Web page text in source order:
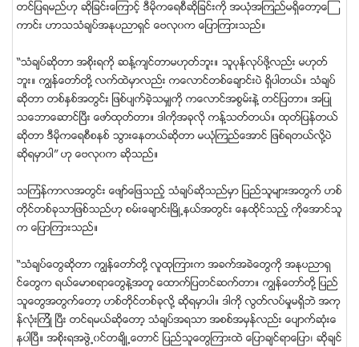
တင္ျပရမည္ဟု ဆိုျခင္းေၾကာင့္ ဒီမိုကေရစီဆိုျခင္းကို အယံုအၾကည္မရွိေတာ့ေၾ
ကာင္း ဟာသသံခ်ပ္အႏုပညာရွင္ ေဗလု၀က ေျပာၾကားသည္။
“သံခ်ပ္ဆိုတာ အစိုးရကို ဆန္႔က်င္တာမဟုတ္ဘူး။ သူပုန္လုပ္ဖို႔လည္း မဟုတ္
ဘူး။ ကြၽန္ေတာ္တို႔ လက္ထဲမွာလည္း ကေလာင္တစ္ေခ်ာင္းပဲ ရွိပါတယ္။ သံခ်ပ္
ဆိုတာ တစ္ႏွစ္အတြင္း ျဖစ္ပ်က္ခဲ့သမွ်ကို ကေလာင္အစြမ္းနဲ႔ တင္ျပတာ။ အျပဳ
သေဘာေဆာင္ျပီး ေဖာ္ထုတ္တာ။ ဒါကိုအခုလို ကန္႔သတ္တယ္။ ထုတ္ျပန္တယ္
ဆိုတာ ဒီမိုကေရစီစနစ္ သြားေနတယ္ဆိုတာ မယံုၾကည္ေအာင္ ျဖစ္ရတယ္လို႔ပဲ
ဆိုရမွာပါ” ဟု ေဗလု၀က ဆိုသည္။
သၾကၤန္ကာလအတြင္း ေဖ်ာ္ေျဖသည့္ သံခ်ပ္ဆိုသည္မွာ ျပည္သူမ်ားအတြက္ ဟစ္
တိုင္တစ္ခုသာျဖစ္သည္ဟု စမ္းေခ်ာင္းျမိဳ႕နယ္အတြင္း ေနထိုင္သည့္ ကိုေအာင္သူ
က ေျပာၾကားသည္။
“သံခ်ပ္ေတြဆိုတာ ကြၽန္ေတာ္တို႔ လူထုၾကားက အခက္အခဲေတြကို အႏုပညာရွ
င္ေတြက ရယ္ေမာစရာေတြနဲ႔အတူ ေထာက္ျပတင္ဆက္တာ။ ကြၽန္ေတာ္တို႔ ျပည္
သူေတြအတြက္ေတာ့ ဟစ္တိုင္တစ္ခုလို႔ ဆိုရမွာပါ။ ဒါကို လြတ္လပ္မႈမရွိဘဲ အကု
န္လံုးၾကိဳ ျပီး တင္ရမယ္ဆိုေတာ့ သံခ်ပ္အရသာ အစစ္အမွန္လည္း ေပ်ာက္ဆံုးေ
နပါျပီ။ အစိုးရအဖြဲ႕၀င္တခ်ိဳ႕ေတာင္ ျပည္သူေတြၾကားထဲ ေျပာခ်င္ရာေျပာ၊ ဆိုခ်င္